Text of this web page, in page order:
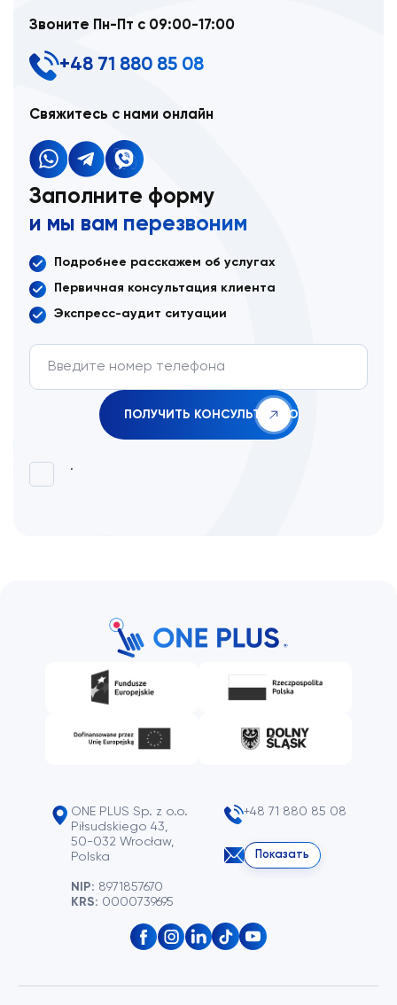
Звоните Пн-Пт с 09:00-17:00
+48 71 880 85 08
Свяжитесь с нами онлайн
Заполните форму
и мы вам перезвоним
Подробнее расскажем об услугах
Первичная консультация клиента
Экспресс-аудит ситуации
.
ONE PLUS Sp. z o.o.
Piłsudskiego 43,
50-032 Wrocław,
Polska
NIP: 8971857670
KRS: 0000739695
+48 71 880 85 08
Показать